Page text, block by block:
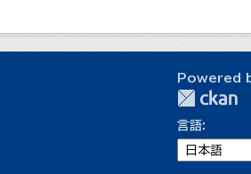
Powered
言語